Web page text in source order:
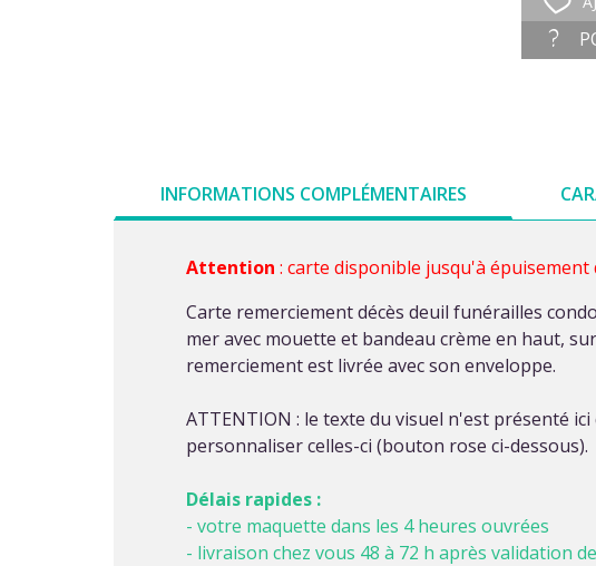
INFORMATIONS COMPLÉMENTAIRES
Attention : carte disponible jusqu'à épuisement
Carte remerciement décès deuil funérailles
mer avec mouette et bandeau crème en haut,
remerciement est livrée avec son enveloppe.
ATTENTION : le texte du visuel n'est présenté
personnaliser celles-ci (bouton rose ci-dessous).
Délais rapides :
- votre maquette dans les 4 heures ouvrées
- livraison chez vous 48 à 72 h après validation